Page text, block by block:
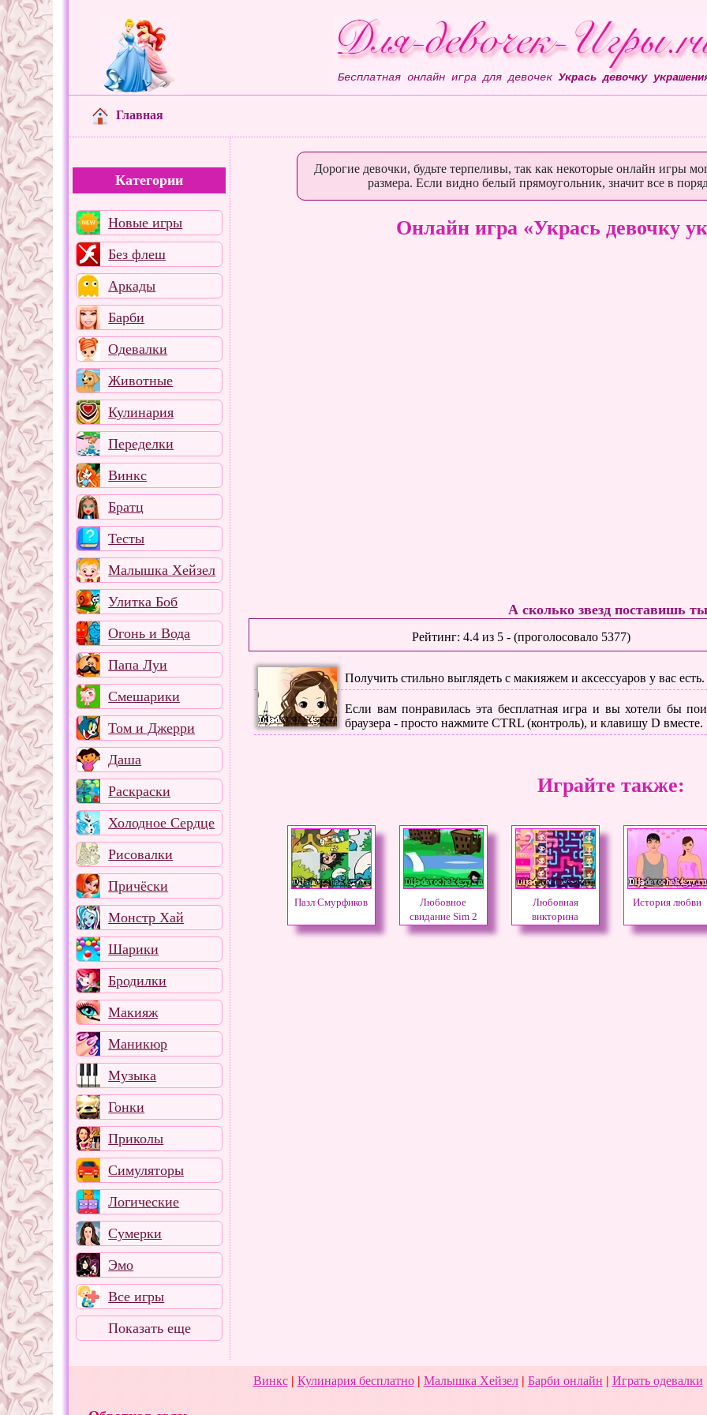
Бесплатная онлайн игра для девочек Укрась девочку
Главная
Категории
Новые игры
Без флеш
Аркады
Барби
Одевалки
Животные
Кулинария
Переделки
Винкс
Братц
Тесты
Малышка Хейзел
Улитка Боб
Огонь и Вода
Папа Луи
Смешарики
Том и Джерри
Даша
Раскраски
Холодное Сердце
Рисовалки
Причёски
Монстр Хай
Шарики
Бродилки
Макияж
Маникюр
Музыка
Гонки
Приколы
Симуляторы
Логические
Сумерки
Эмо
Все игры
Показать еще
Дорогие девочки, будьте терпеливы, так как некоторые онлайн игры
размера. Если видно белый прямоугольник, значит все в
Онлайн игра «Укрась девочку
А сколько звезд поставишь
Рейтинг:4.4 из 5 - (проголосовало 5377)
Получить стильно выглядеть с макияжем и аксессуаров у вас есть.
Если вам понравилась эта бесплатная игра и вы хотели бы
браузера - просто нажмите CTRL (контроль), и клавишу D вместе.
Играйте также:
Пазл Смурфиков
Любовное
свидание Sim 2
Любовная
викторина
История любви
Винкс| Кулинария бесплатно| Малышка Хейзел| Барби онлайн | Играть одевалки